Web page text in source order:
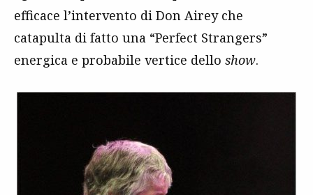
efficace l’intervento di Don Airey che
catapulta di fatto una “Perfect Strangers”
energica e probabile vertice dello show.